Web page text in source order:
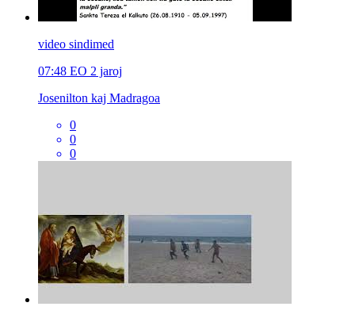
video sindimed
07:48 EO 2 jaroj
Josenilton kaj Madragoa
0
0
0